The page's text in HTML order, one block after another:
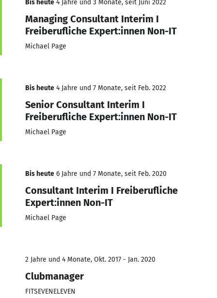
Bis heute 4 Jahre und 3 Monate, seit Juni 2022
Managing Consultant Interim I
Freiberufliche Expert:innen Non-IT
Michael Page
Bis heute 4 Jahre und 7 Monate, seit Feb. 2022
Senior Consultant Interim I
Freiberufliche Expert:innen Non-IT
Michael Page
Bis heute 6 Jahre und 7 Monate, seit Feb. 2020
Consultant Interim I Freiberufliche
Expert:innen Non-IT
Michael Page
2 Jahre und 4 Monate, Okt. 2017 - Jan. 2020
Clubmanager
FITSEVENELEVEN